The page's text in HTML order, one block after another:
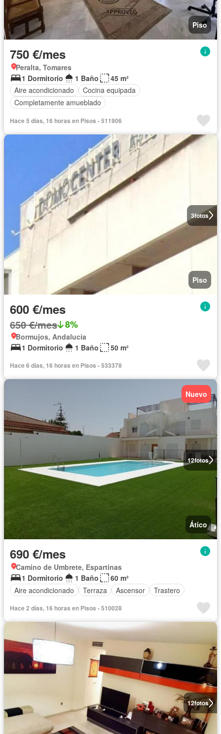
Piso
750 €/mes
Peralta, Tomares
1 Dormitorio
1 Baño
45 m²
Aire acondicionado
Cocina equipada
Completamente amueblado
Hace 5 días, 16 horas en Pisos - 511906
3fotos
Piso
600 €/mes
650 €/mes 8%
Bormujos, Andalucía
1 Dormitorio
1 Baño 50 m²
Hace 6 días, 16 horas en Pisos - 533378
12fotos
Nuevo
Ático
690 €/mes
Camino de Umbrete, Espartinas
1 Dormitorio
1 Baño
60 m²
Aire acondicionado
Terraza Ascensor Trastero
Hace 2 días, 16 horas en Pisos - 510028
12fotos